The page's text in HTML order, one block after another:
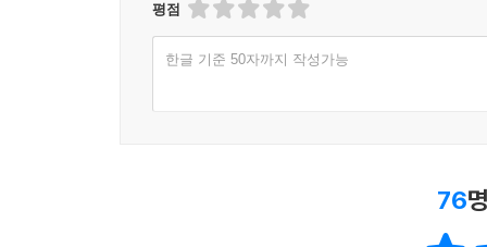
평점
한글 기준 50자까지 작성가능
76